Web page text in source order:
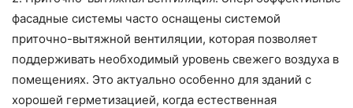
фасадные системы часто оснащены системой
приточно-вытяжной вентиляции, которая позволяет
поддерживать необходимый уровень свежего воздуха в
помещениях. Это актуально особенно для зданий с
хорошей герметизацией, когда естественная